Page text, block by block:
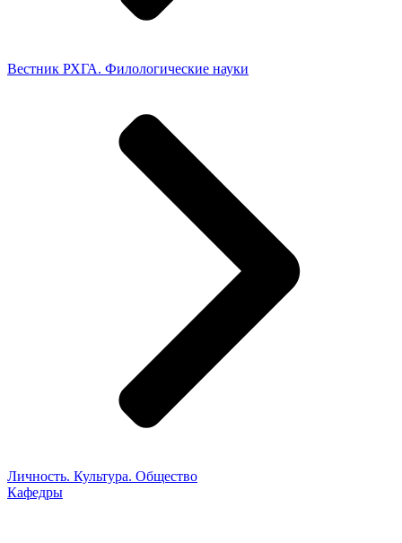
Вестник РХГА. Филологические науки
Личность. Культура. Общество
Кафедры